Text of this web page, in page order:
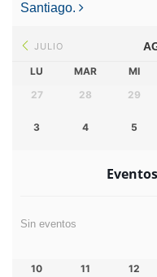
Santiago.
JULIO
LU MAR MI
27
28 29
3 4 5
Sin eventos
10 11 12